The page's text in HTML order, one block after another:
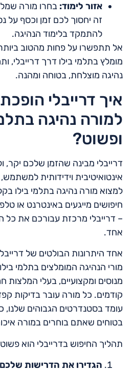
אזור לימוד: בחרו מורה
זה יחסוך לכם זמן וכסף על
להתמקד בלימוד הנהיגה.
אל תתפשרו על פחות מהטוב
מומלץ בתלמי בילו דרך דרייבלי,
נהיגה מוצלחת, בטוחה ומהנה.
איך דרייבלי
למורה נהיגה
ופשוט?
דרייבלי מבינה שהזמן שלכם יקר,
אינטואיטיבית וידידותית
למצוא מורה נהיגה בתלמי בילו
חיפושים מייגעים באינטרנט או
– דרייבלי מרכזת עבורכם את כל
אחד.
אחד היתרונות הבולטים של
מורי הנהיגה המומלצים בתלמי
מנוסים ומקצועיים, בעלי המלצות
קודמים. כל מורה עובר בדיקות
עומד בסטנדרטים הגבוהים שלנו,
בטוחים שאתם בוחרים במורה
תהליך החיפוש בדרייבלי הוא פשוט
הגדירו את הדרישות